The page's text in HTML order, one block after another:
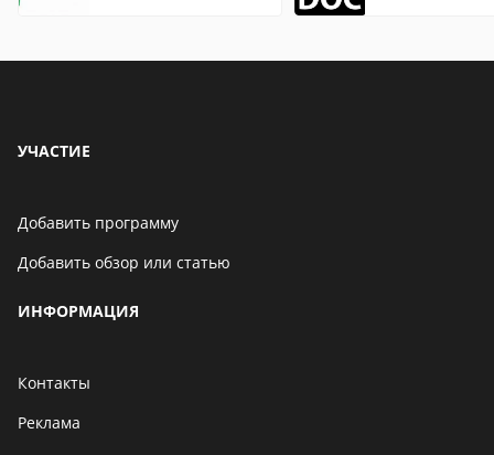
УЧАСТИЕ
Добавить программу
Добавить обзор или статью
ИНФОРМАЦИЯ
Контакты
Реклама